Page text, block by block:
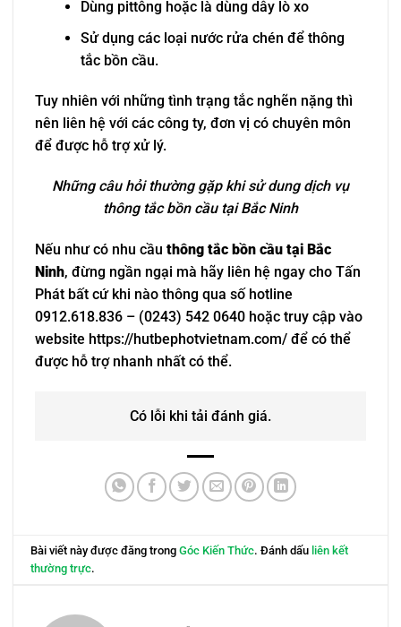
Dùng pittông hoặc là dùng dây lò xo
Sử dụng các loại nước rửa chén để thông
tắc bồn cầu.
Tuy nhiên với những tình trạng tắc nghẽn nặng thì
nên liên hệ với các công ty, đơn vị có chuyên môn
để được hỗ trợ xử lý.
Những câu hỏi thường gặp khi sử dung dịch vụ
thông tắc bồn cầu tại Bắc Ninh
Nếu như có nhu cầu thông tắc bồn cầu tại Bắc
Ninh, đừng ngần ngại mà hãy liên hệ ngay cho Tấn
Phát bất cứ khi nào thông qua số hotline
0912.618.836 – (0243) 542 0640 hoặc truy cập vào
website https://hutbephotvietnam.com/ để có thể
được hỗ trợ nhanh nhất có thể.
Có lỗi khi tải đánh giá.
Bài viết này được đăng trongGóc Kiến Thức. Đánh dấuliên kết
thường trực.